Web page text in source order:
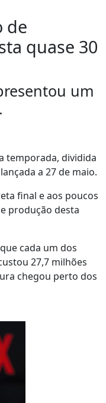
de
quase 30
um
temporada, dividida
a 27 de maio.
final e aos poucos
produção desta
cada um dos
27,7 milhões
chegou perto dos